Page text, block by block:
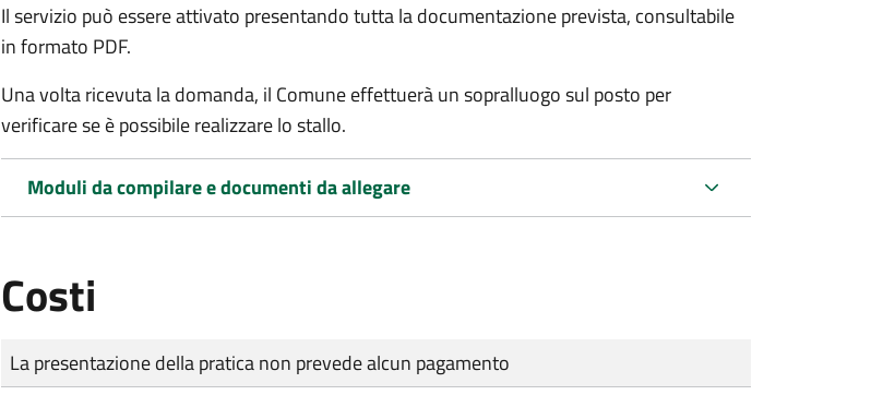
Il servizio può essere attivato presentando tutta la documentazione prevista, consultabile
in formato PDF.
Una volta ricevuta la domanda, il Comune effettuerà un sopralluogo sul posto per
verificare se è possibile realizzare lo stallo.
Moduli da compilare e documenti da allegare
Costi
Tipo di pagamento
Importo
La presentazione della pratica non prevede alcun pagamento